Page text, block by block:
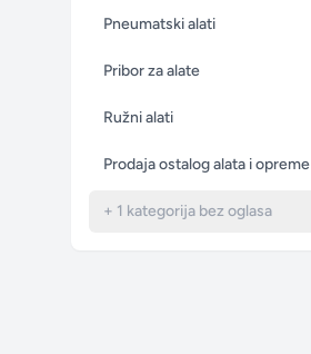
Pneumatski alati
Pribor za alate
Ružni alati
Prodaja ostalog alata i opreme
+ 1 kategorija bez oglasa